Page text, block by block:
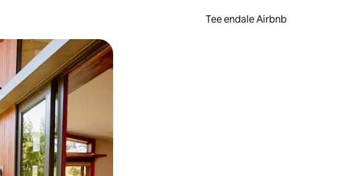
Tee endale Airbnb